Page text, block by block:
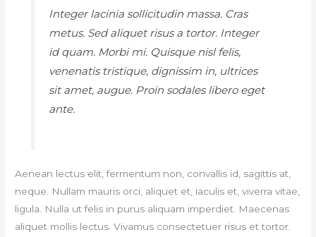
Integer lacinia sollicitudin massa. Cras
metus. Sed aliquet risus a tortor. Integer
id quam. Morbi mi. Quisque nisl felis,
venenatis tristique, dignissim in, ultrices
sit amet, augue. Proin sodales libero eget
ante.
Aenean lectus elit, fermentum non, convallis id, sagittis at,
neque. Nullam mauris orci, aliquet et, iaculis et, viverra vitae,
ligula. Nulla ut felis in purus aliquam imperdiet. Maecenas
aliquet mollis lectus. Vivamus consectetuer risus et tortor.